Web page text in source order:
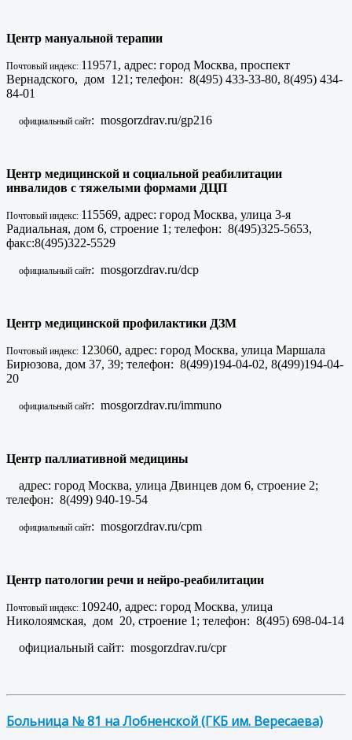
Центр мануальной терапии
Почтовый индекс: 119571, адрес: город Москва, проспект
Вернадского, дом 121; телефон: 8(495) 433-33-80, 8(495) 434-
84-01
официальный сайт: mosgorzdrav.ru/gp216
Центр медицинской и социальной реабилитации
инвалидов с тяжелыми формами ДЦП
Почтовый индекс: 115569, адрес: город Москва, улица 3-я
Радиальная, дом 6, строение 1; телефон: 8(495)325-5653,
факс:8(495)322-5529
официальный сайт: mosgorzdrav.ru/dcp
Центр медицинской профилактики ДЗМ
Почтовый индекс: 123060, адрес: город Москва, улица Маршала
Бирюзова, дом 37, 39; телефон: 8(499)194-04-02, 8(499)194-04-
20
официальный сайт: mosgorzdrav.ru/immuno
Центр паллиативной медицины
адрес: город Москва, улица Двинцев дом 6, строение 2;
телефон: 8(499) 940-19-54
официальный сайт: mosgorzdrav.ru/cpm
Центр патологии речи и нейро-реабилитации
Почтовый индекс: 109240, адрес: город Москва, улица
Николоямская, дом 20, строение 1; телефон: 8(495) 698-04-14
официальный сайт: mosgorzdrav.ru/cpr
Больница № 81 на Лобненской (ГКБ им. Вересаева)